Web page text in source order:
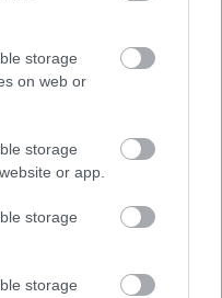
storage
on web or
storage
or app.
storage
storage